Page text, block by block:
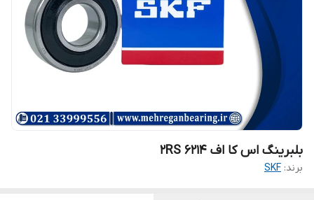
بلبرینگ اس کا اف 6214 2RS
برند: SKF